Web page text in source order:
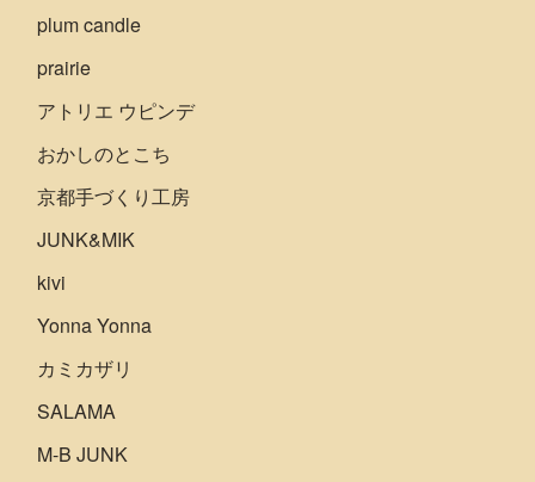
plum candle
prairie
アトリエ ウピンデ
おかしのとこち
京都手づくり工房
JUNK&MIK
kivi
Yonna Yonna
カミカザリ
SALAMA
M-B JUNK